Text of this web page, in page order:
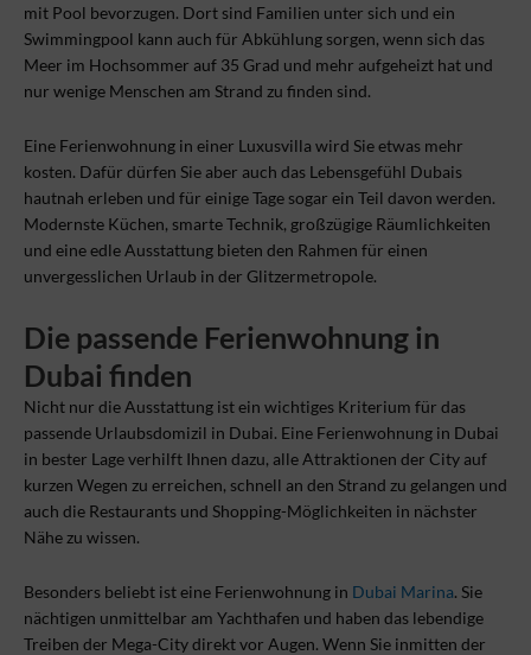
mit Pool bevorzugen. Dort sind Familien unter sich und ein
Swimmingpool kann auch für Abkühlung sorgen, wenn sich das
Meer im Hochsommer auf 35 Grad und mehr aufgeheizt hat und
nur wenige Menschen am Strand zu finden sind.
Eine Ferienwohnung in einer Luxusvilla wird Sie etwas mehr
kosten. Dafür dürfen Sie aber auch das Lebensgefühl Dubais
hautnah erleben und für einige Tage sogar ein Teil davon werden.
Modernste Küchen, smarte Technik, großzügige Räumlichkeiten
und eine edle Ausstattung bieten den Rahmen für einen
unvergesslichen Urlaub in der Glitzermetropole.
Die passende Ferienwohnung in
Dubai finden
Nicht nur die Ausstattung ist ein wichtiges Kriterium für das
passende Urlaubsdomizil in Dubai. Eine Ferienwohnung in Dubai
in bester Lage verhilft Ihnen dazu, alle Attraktionen der City auf
kurzen Wegen zu erreichen, schnell an den Strand zu gelangen und
auch die Restaurants und Shopping-Möglichkeiten in nächster
Nähe zu wissen.
Besonders beliebt ist eine Ferienwohnung in Dubai Marina. Sie
nächtigen unmittelbar am Yachthafen und haben das lebendige
Treiben der Mega-City direkt vor Augen. Wenn Sie inmitten der